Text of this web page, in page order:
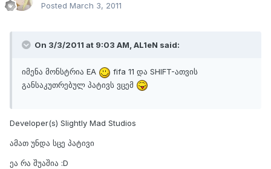
Posted March 3, 2011
On 3/3/2011 at 9:03 AM, AL1eN said:
იმენა მონსტრია EA
fifa 11 და SHIFT-ათვის
განსაკუთრებულ პატივს ვცემ
Developer(s) Slightly Mad Studios
ამათ უნდა სცე პატივი
ეა რა შუაშია :D